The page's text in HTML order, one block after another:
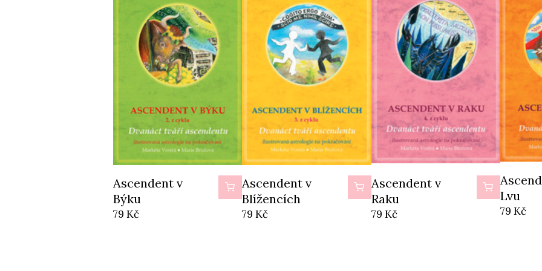
Ascendent v
Býku
79 Kč
Ascendent v
Blížencích
79 Kč
Ascendent v
Raku
79 Kč
Lvu
79 Kč
Ascendent v
Panně
79 Kč
Ascendent ve
Vahách
79 Kč
Ascendent ve
Štíru
79 Kč
Střelci
79 Kč
Ascendent v
Kozorohu
79 Kč
Ascendent ve
Vodnáři
79 Kč
Ascendent v
Rybách
79 Kč
Černá
Beranu
79 Kč